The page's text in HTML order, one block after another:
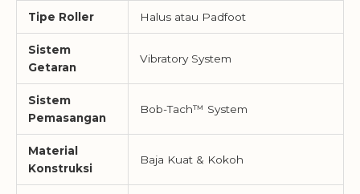
Tipe Roller Halus atau Padfoot
Sistem
Getaran
Vibratory System
Sistem
Pemasangan
Bob-Tach™ System
Material
Konstruksi
Baja Kuat & Kokoh